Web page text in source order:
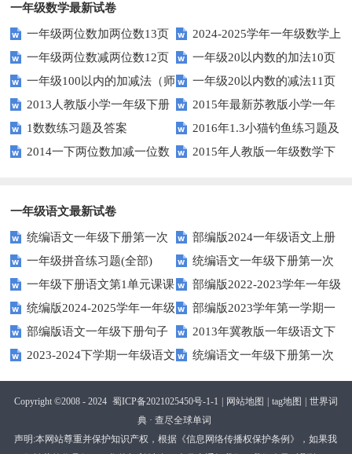
一年级数学最新试卷
一年级两位数加两位数13页
2024-2025学年一年级数学上
册期末素养测评卷（考试版A4
人教版）
一年级两位数减两位数12页
一年级20以内数的加法10页
一年级100以内的加减法（师
版）
一年级20以内数的减法11页
2013人教版小学一年级下册
第三单元整理与复习（一）练习
题
2015年最新苏教版小学一年
级数学下册第一次月考试卷
1数数练习题及答案
2016年1.3小猫钓鱼练习题及
答案
2014一下两位数加减一位数
2015年人教版一年级数学下
一年级语文最新试卷
统编语文一年级下册第一次
月考测试题7
部编版2024一年级语文上册
第一单元检测卷
一年级拼音练习题(全部)
统编语文一年级下册第一次
月考测试题6
一年级下册语文第1单元课课
练
部编版2022-2023学年一年级
语文下册期中复习卷
统编版2024-2025学年一年级
语文上册期末巩固测试卷
部编版2023学年第一学期一
年级语文期中综合试卷
部编版语文一年级下册句子
专项训练
2013年冀教版一年级语文下
期末测试卷及答案
2023-2024下学期一年级语文
下册期末测试卷
统编语文一年级下册第一次
月考测试题4（无答案）
Copyright ©2008 - 2024 蜀ICP备2021025450号-1-1 | 网站地图 | tag地图 | 世界词
典 · 查尽全球单词
声明:本网站尊重并保护知识产权，根据《信息网络传播权保护条例》，如果我